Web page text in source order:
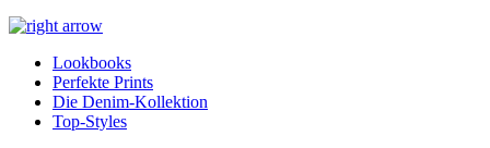
Lookbooks
Perfekte Prints
Die Denim-Kollektion
Top-Styles